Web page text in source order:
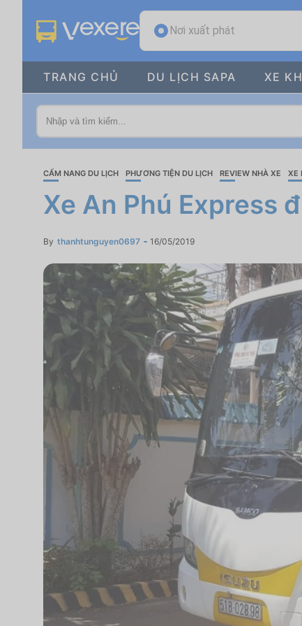
Nơi xuất phát
TRANG CHỦ DU LỊCH SAPA XE
CẨM NANG DU LỊCH PHƯƠNG TIỆN DU LỊCH REVIEW NHÀ XE XE
Xe An Phú Express
By thanhtunguyen0697 16/05/2019